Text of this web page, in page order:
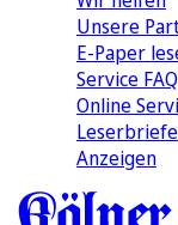
Unsere
E-Paper
Service FAQ
Online
Leserbriefe
Anzeigen